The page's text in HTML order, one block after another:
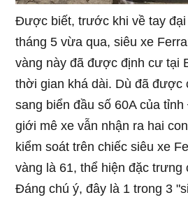
Được biết, trước khi về tay
tháng 5 vừa qua, siêu xe
vàng này đã được định cư tại
thời gian khá dài. Dù đã được
sang biển đầu số 60A của
giới mê xe vẫn nhận ra hai
kiểm soát trên chiếc siêu xe
vàng là 61, thể hiện đặc
Đáng chú ý, đây là 1 trong 3